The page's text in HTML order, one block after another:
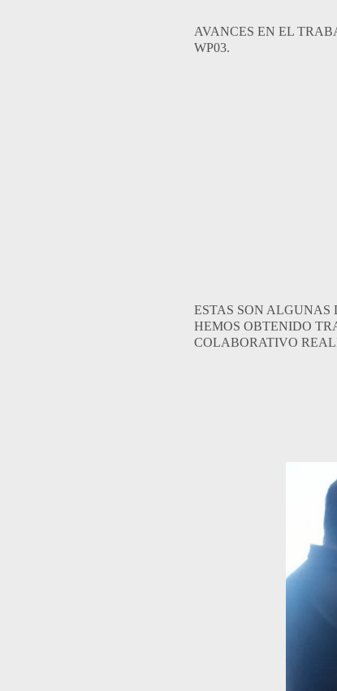
AVANCES EN EL
WP03.
ESTAS SON
HEMOS OBTENIDO
COLABORATIVO